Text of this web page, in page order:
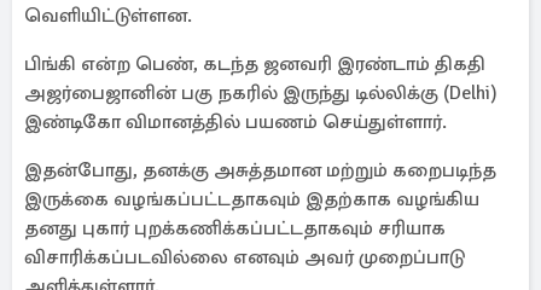
வெளியிட்டுள்ளன.
பிங்கி என்ற பெண், கடந்த ஜனவரி இரண்டாம் திகதி
அஜர்பைஜானின் பகு நகரில் இருந்து டில்லிக்கு (Delhi)
இண்டிகோ விமானத்தில் பயணம் செய்துள்ளார்.
இதன்போது, தனக்கு அசுத்தமான மற்றும் கறைபடிந்த
இருக்கை வழங்கப்பட்டதாகவும் இதற்காக வழங்கிய
தனது புகார் புறக்கணிக்கப்பட்டதாகவும் சரியாக
விசாரிக்கப்படவில்லை எனவும் அவர் முறைப்பாடு